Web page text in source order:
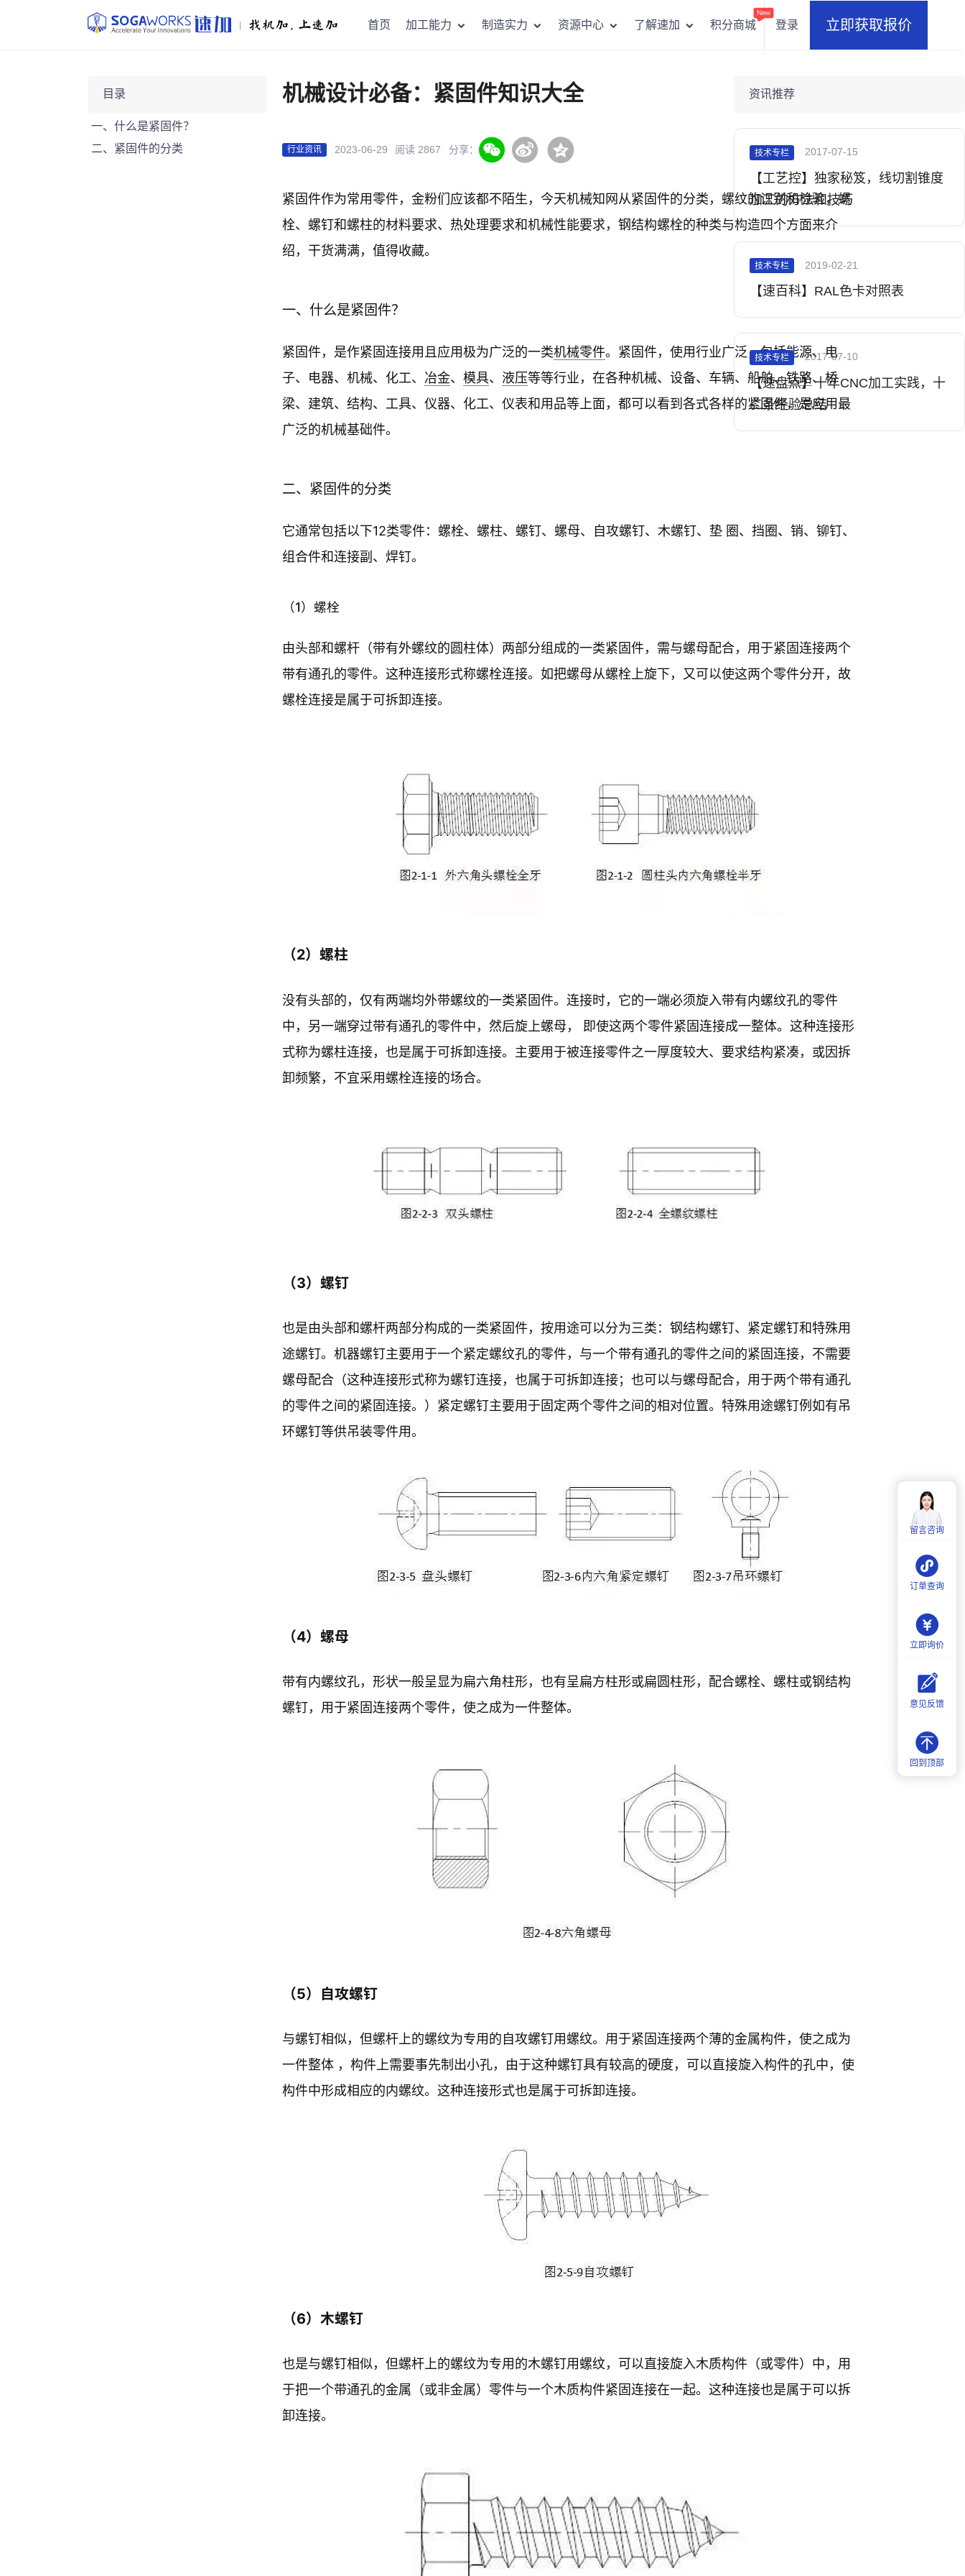
首页 加工能力 制造实力 资源中心 了解速加 积分商城
New
登录 立即获取报价
留言咨询
订单查询
立即询价
意见反馈
回到顶部
目录
一、什么是紧固件？
二、紧固件的分类
机械设计必备：紧固件知识大全
行业资讯 2023-06-29 阅读 2867 分享：
紧固件作为常用零件，金粉们应该都不陌生，今天机械知网从紧固件的分类，螺纹的识别和检验，螺
栓、螺钉和螺柱的材料要求、热处理要求和机械性能要求，钢结构螺栓的种类与构造四个方面来介
绍，干货满满，值得收藏。
一、什么是紧固件？
紧固件，是作紧固连接用且应用极为广泛的一类机械零件。紧固件，使用行业广泛，包括能源、电
子、电器、机械、化工、 冶金、 模具、 液压等等行业，在各种机械、设备、车辆、船舶、铁路、桥
梁、建筑、结构、工具、仪器、化工、仪表和用品等上面，都可以看到各式各样的紧固件，是应用最
广泛的机械基础件。
二、紧固件的分类
它通常包括以下12类零件：螺栓、螺柱、螺钉、螺母、自攻螺钉、木螺钉、垫 圈、挡圈、销、铆钉、
组合件和连接副、焊钉。
（1）螺栓
由头部和螺杆（带有外螺纹的圆柱体）两部分组成的一类紧固件，需与螺母配合，用于紧固连接两个
带有通孔的零件。这种连接形式称螺栓连接。如把螺母从螺栓上旋下，又可以使这两个零件分开，故
螺栓连接是属于可拆卸连接。
（2）螺柱
没有头部的，仅有两端均外带螺纹的一类紧固件。连接时，它的一端必须旋入带有内螺纹孔的零件
中，另一端穿过带有通孔的零件中，然后旋上螺母， 即使这两个零件紧固连接成一整体。这种连接形
式称为螺柱连接，也是属于可拆卸连接。主要用于被连接零件之一厚度较大、要求结构紧凑，或因拆
卸频繁，不宜采用螺栓连接的场合。
（3）螺钉
也是由头部和螺杆两部分构成的一类紧固件，按用途可以分为三类：钢结构螺钉、紧定螺钉和特殊用
途螺钉。机器螺钉主要用于一个紧定螺纹孔的零件，与一个带有通孔的零件之间的紧固连接，不需要
螺母配合（这种连接形式称为螺钉连接，也属于可拆卸连接；也可以与螺母配合，用于两个带有通孔
的零件之间的紧固连接。）紧定螺钉主要用于固定两个零件之间的相对位置。特殊用途螺钉例如有吊
环螺钉等供吊装零件用。
（4）螺母
带有内螺纹孔，形状一般呈显为扁六角柱形，也有呈扁方柱形或扁圆柱形，配合螺栓、螺柱或钢结构
螺钉，用于紧固连接两个零件，使之成为一件整体。
（5）自攻螺钉
与螺钉相似，但螺杆上的螺纹为专用的自攻螺钉用螺纹。用于紧固连接两个薄的金属构件，使之成为
一件整体 ，构件上需要事先制出小孔，由于这种螺钉具有较高的硬度，可以直接旋入构件的孔中，使
构件中形成相应的内螺纹。这种连接形式也是属于可拆卸连接。
（6）木螺钉
也是与螺钉相似，但螺杆上的螺纹为专用的木螺钉用螺纹，可以直接旋入木质构件（或零件）中，用
于把一个带通孔的金属（或非金属）零件与一个木质构件紧固连接在一起。这种连接也是属于可以拆
卸连接。
资讯推荐
技术专栏 2017-07-15
【工艺控】独家秘笈，线切割锥度
加工的方法和技巧
技术专栏 2019-02-21
【速百科】RAL色卡对照表
技术专栏 2017-07-10
【速盘点】十年CNC加工实践，十
二条经验总结